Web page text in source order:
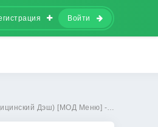
Войти
- последняя версия apk на Андроид